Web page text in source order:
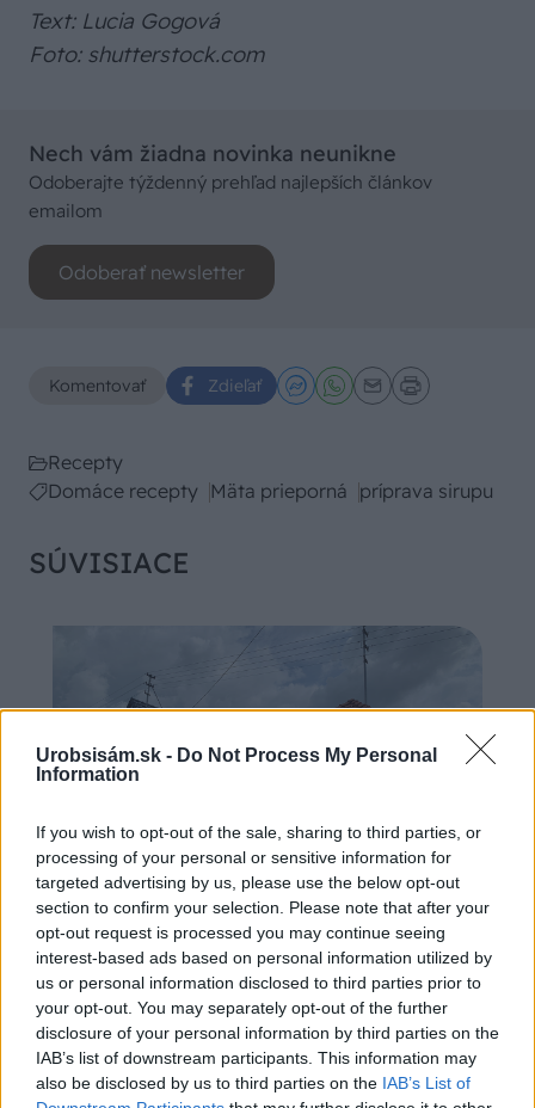
Urobsisám.sk - Do Not Process My Personal
Information
If you wish to opt-out of the sale, sharing to third parties, or
processing of your personal or sensitive information for
targeted advertising by us, please use the below opt-out
section to confirm your selection. Please note that after your
opt-out request is processed you may continue seeing
interest-based ads based on personal information utilized by
us or personal information disclosed to third parties prior to
your opt-out. You may separately opt-out of the further
disclosure of your personal information by third parties on the
IAB’s list of downstream participants. This information may
also be disclosed by us to third parties on the IAB’s List of
Text: Lucia Gogová
Foto: shutterstock.com
Nech vám žiadna novinka neunikne
Odoberajte týždenný prehľad najlepších článkov
emailom
Odoberať newsletter
Komentovať Zdieľať
Recepty
Domáce recepty
Mäta prieporná príprava sirupu
SÚVISIACE
Chystáte sa zatepľovať alebo meniť kotol?
Návod, ako v nových dotačných výzvach
neprísť o tisíce eur